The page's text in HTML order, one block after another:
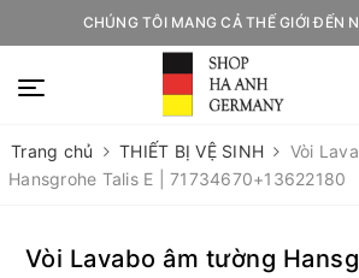
CHÚNG TÔI MANG CẢ THẾ GIỚI ĐẾN
Trang chủ THIẾT BỊ VỆ SINH
Vòi
Hansgrohe Talis E | 71734670+13622180
Vòi Lavabo âm tường